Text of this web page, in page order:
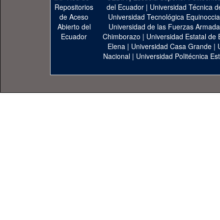
del Ecuador| Universidad Técnica
Universidad Tecnológica
Universidad de las Fuerzas
Chimborazo | Universidad Estatal de
Elena | Universidad Casa Grande |
Nacional | Universidad Politécnica